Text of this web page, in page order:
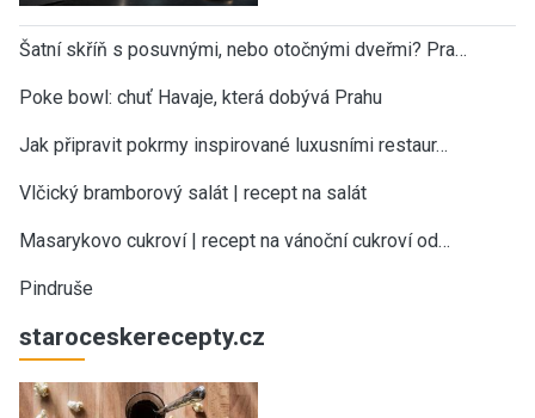
Šatní skříň s posuvnými, nebo otočnými dveřmi? Pra…
Poke bowl: chuť Havaje, která dobývá Prahu
Jak připravit pokrmy inspirované luxusními restaur…
Vlčický bramborový salát | recept na salát
Masarykovo cukroví | recept na vánoční cukroví od…
Pindruše
staroceskerecepty.cz